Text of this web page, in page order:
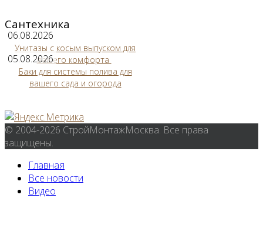
Сантехника
06.08.2026
Унитазы с косым выпуском для
вашего комфорта
05.08.2026
Баки для системы полива для
вашего сада и огорода
© 2004-2026 СтройМонтажМосква. Все права
защищены.
Главная
Все новости
Видео